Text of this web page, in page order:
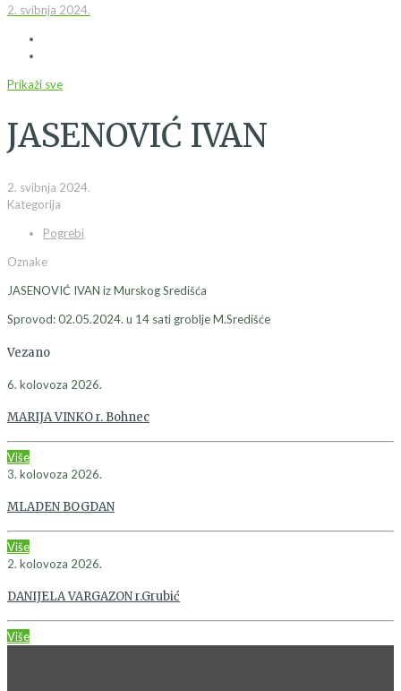
2. svibnja 2024.
Prikaži sve
JASENOVIĆ IVAN
2. svibnja 2024.
Kategorija
Pogrebi
Oznake
JASENOVIĆ IVAN iz Murskog Središća
Sprovod: 02.05.2024. u 14 sati groblje M.Središće
Vezano
6. kolovoza 2026.
MARIJA VINKO r. Bohnec
Više
3. kolovoza 2026.
MLADEN BOGDAN
Više
2. kolovoza 2026.
DANIJELA VARGAZON r.Grubić
Više